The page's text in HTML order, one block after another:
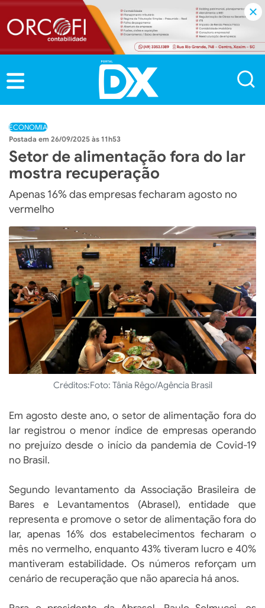
ECONOMIA
26/09/2025 às 11h53
Setor de alimentação fora do lar
mostra recuperação
Apenas 16% das empresas fecharam agosto no
vermelho
Créditos:Foto: Tânia Rêgo/Agência Brasil
Em agosto deste ano, o setor de alimentação fora do
lar registrou o menor índice de empresas operando
no prejuízo desde o início da pandemia de Covid-19
no Brasil.
Segundo levantamento da Associação Brasileira de
Bares e Levantamentos (Abrasel), entidade que
representa e promove o setor de alimentação fora do
lar, apenas 16% dos estabelecimentos fecharam o
mês no vermelho, enquanto 43% tiveram lucro e 40%
mantiveram estabilidade. Os números reforçam um
cenário de recuperação que não aparecia há anos.